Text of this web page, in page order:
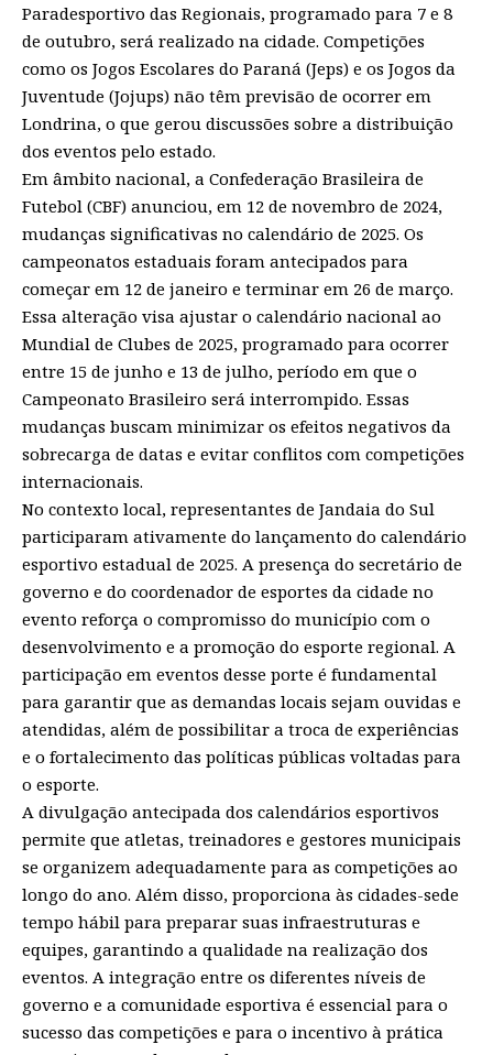
Paradesportivo das Regionais, programado para 7 e 8
de outubro, será realizado na cidade. Competições
como os Jogos Escolares do Paraná (Jeps) e os Jogos da
Juventude (Jojups) não têm previsão de ocorrer em
Londrina, o que gerou discussões sobre a distribuição
dos eventos pelo estado.
Em âmbito nacional, a Confederação Brasileira de
Futebol (CBF) anunciou, em 12 de novembro de 2024,
mudanças significativas no calendário de 2025. Os
campeonatos estaduais foram antecipados para
começar em 12 de janeiro e terminar em 26 de março.
Essa alteração visa ajustar o calendário nacional ao
Mundial de Clubes de 2025, programado para ocorrer
entre 15 de junho e 13 de julho, período em que o
Campeonato Brasileiro será interrompido. Essas
mudanças buscam minimizar os efeitos negativos da
sobrecarga de datas e evitar conflitos com competições
internacionais.
No contexto local, representantes de Jandaia do Sul
participaram ativamente do lançamento do calendário
esportivo estadual de 2025. A presença do secretário de
governo e do coordenador de esportes da cidade no
evento reforça o compromisso do município com o
desenvolvimento e a promoção do esporte regional. A
participação em eventos desse porte é fundamental
para garantir que as demandas locais sejam ouvidas e
atendidas, além de possibilitar a troca de experiências
e o fortalecimento das políticas públicas voltadas para
o esporte.
A divulgação antecipada dos calendários esportivos
permite que atletas, treinadores e gestores municipais
se organizem adequadamente para as competições ao
longo do ano. Além disso, proporciona às cidades-sede
tempo hábil para preparar suas infraestruturas e
equipes, garantindo a qualidade na realização dos
eventos. A integração entre os diferentes níveis de
governo e a comunidade esportiva é essencial para o
sucesso das competições e para o incentivo à prática